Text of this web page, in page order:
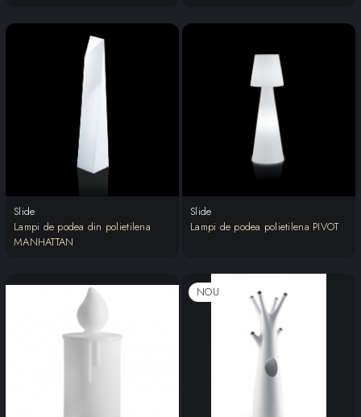
Slide
Lampi de podea din polietilena
MANHATTAN
Slide
Lampi de podea polietilena PIVOT
NOU